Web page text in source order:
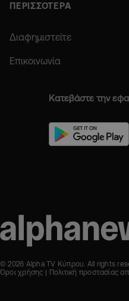
ΠΕΡΙΣΣΟΤΕΡΑ
Διαφημιστείτε
Επικοινωνία
Κατεβάστε την
© 2026 Alpha TV Κύπρου. All rights
Όροι χρήσης
Πολιτική προστασίας